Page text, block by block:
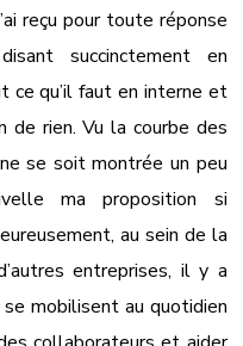
reçu pour toute réponse
succinctement en
ce qu’il faut en interne et
de rien. Vu la courbe des
se soit montrée un peu
ma proposition si
au sein de la
entreprises, il y a
mobilisent au quotidien